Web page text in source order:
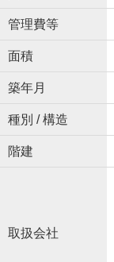
管理費等
面積
築年月
種別 / 構造
階建
取扱会社